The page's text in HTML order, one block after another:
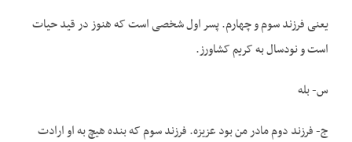
یعنی فرزند سوم و چهارم. پسر اول شخصی است که هنوز در قید حیات
است و نودسال به کریم کشاورز.
س- بله
ج- فرزند دوم مادر من بود عزیزه. فرزند سوم که بنده هیچ به او ارادت